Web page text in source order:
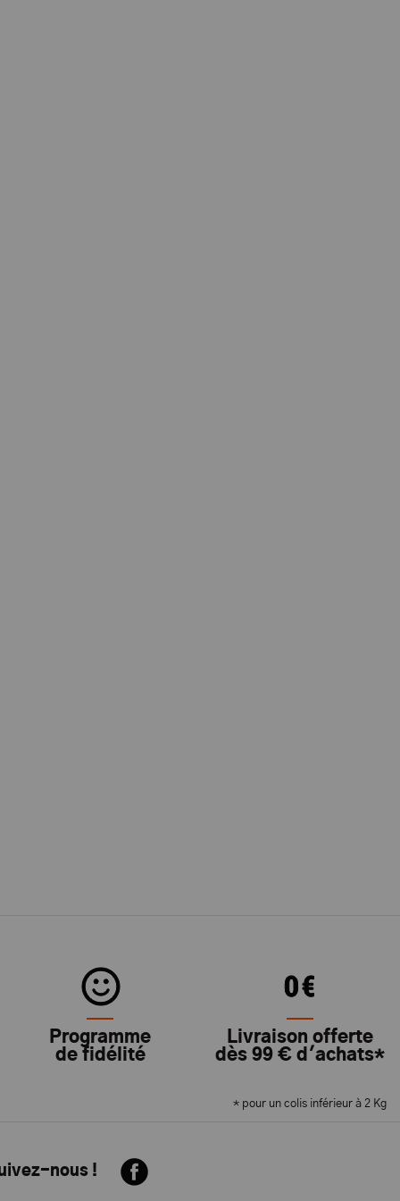
Programme
de fidélité
Livraison offerte
dès 99 € d'achats*
* pour un colis inférieur à 2 Kg
nous !